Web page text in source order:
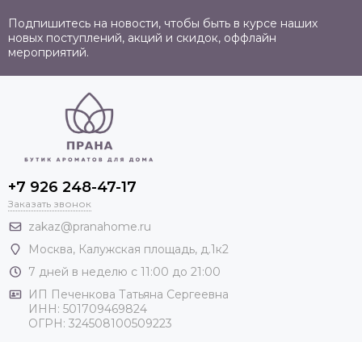
Подпишитесь на новости, чтобы быть в курсе наших
новых поступлений, акций и скидок, оффлайн
мероприятий.
+7 926 248-47-17
Заказать звонок
zakaz@pranahome.ru
Москва, Калужская площадь, д.1к2
7 дней в неделю с 11:00 до 21:00
ИП Печенкова Татьяна Сергеевна
ИНН: 501709469824
ОГРН: 324508100509223